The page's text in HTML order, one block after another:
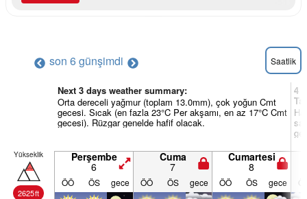
son 6 günşimdi Saatlik
Next 3 days weather summary:
Orta dereceli yağmur (toplam 13.0mm), çok yoğun Cmt
gecesi. Sıcak (en fazla 23°C Per akşamı, en az 17°C Cmt
gecesi). Rüzgar genelde hafif olacak.
4
Yükseklik
2625ft
Perşembe
6
Cuma
7
Cumartesi
8
ÖÖ ÖS gece ÖÖ ÖS gece ÖÖ ÖS gece